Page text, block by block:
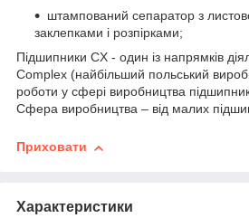
штампований сепаратор з
заклепками і розпірками;
Підшипники CX - один із напрямків
Complex (найбільший польський
роботи у сфері виробництва
Сфера виробництва – від малих
Приховати
Характеристики